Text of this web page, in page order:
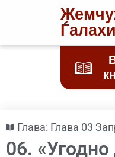
Ѓалахи
Глава: Глава 03
06.